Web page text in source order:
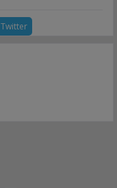
Twitter